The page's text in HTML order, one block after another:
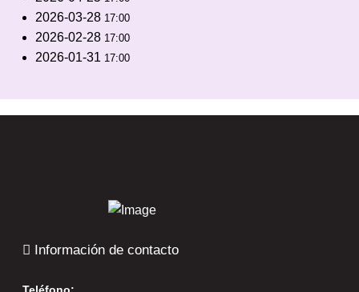
2026-03-28 17:00
2026-02-28 17:00
2026-01-31 17:00
Información de contacto